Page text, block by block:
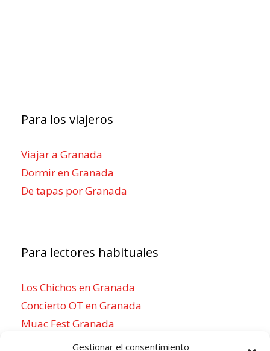
Gestionar el consentimiento
Para los viajeros
Viajar a Granada
Dormir en Granada
De tapas por Granada
Para lectores habituales
Los Chichos en Granada
Concierto OT en Granada
Muac Fest Granada
Concierto de Saiko en Granada